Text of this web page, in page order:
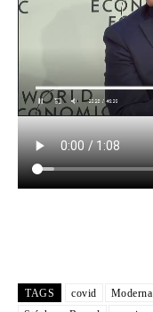
TAGS covid Moderna